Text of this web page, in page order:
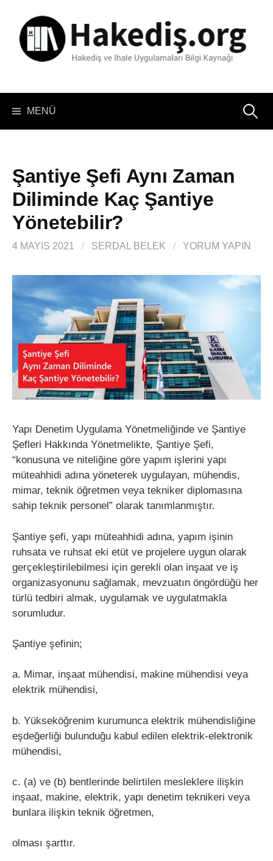
MENÜ Arama:
Şantiye Şefi Aynı Zaman
Diliminde Kaç Şantiye
Yönetebilir?
4 MAYIS 2021 / SERDAL BELEK / YORUM YAPIN
Yapı Denetim Uygulama Yönetmeliğinde ve Şantiye
Şefleri Hakkında Yönetmelikte, Şantiye Şefi,
“konusuna ve niteliğine göre yapım işlerini yapı
müteahhidi adına yöneterek uygulayan, mühendis,
mimar, teknik öğretmen veya tekniker diplomasına
sahip teknik personel” olarak tanımlanmıştır.
Şantiye şefi, yapı müteahhidi adına, yapım işinin
ruhsata ve ruhsat eki etüt ve projelere uygun olarak
gerçekleştirilebilmesi için gerekli olan inşaat ve iş
organizasyonunu sağlamak, mevzuatın öngördüğü her
türlü tedbiri almak, uygulamak ve uygulatmakla
sorumludur.
Şantiye şefinin;
a. Mimar, inşaat mühendisi, makine mühendisi veya
elektrik mühendisi,
b. Yükseköğrenim kurumunca elektrik mühendisliğine
eşdeğerliği bulunduğu kabul edilen elektrik-elektronik
mühendisi,
c. (a) ve (b) bentlerinde belirtilen mesleklere ilişkin
inşaat, makine, elektrik, yapı denetim teknikeri veya
bunlara ilişkin teknik öğretmen,
olması şarttır.